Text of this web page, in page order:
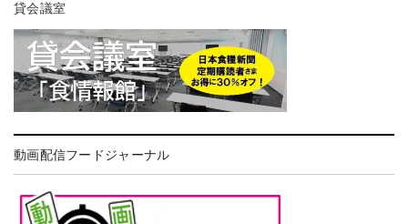
貸会議室
動画配信フードジャーナル